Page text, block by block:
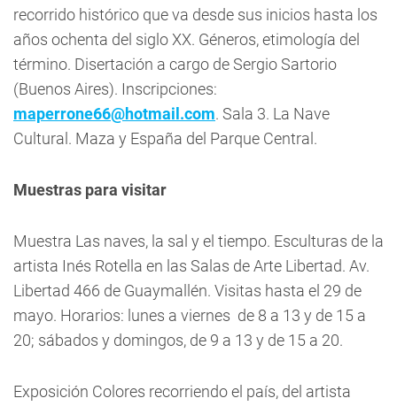
recorrido histórico que va desde sus inicios hasta los
años ochenta del siglo XX. Géneros, etimología del
término. Disertación a cargo de Sergio Sartorio
(Buenos Aires). Inscripciones:
maperrone66@hotmail.com. Sala 3. La Nave
Cultural. Maza y España del Parque Central.
Muestras para visitar
Muestra Las naves, la sal y el tiempo. Esculturas de la
artista Inés Rotella en las Salas de Arte Libertad. Av.
Libertad 466 de Guaymallén. Visitas hasta el 29 de
mayo. Horarios: lunes a viernes de 8 a 13 y de 15 a
20; sábados y domingos, de 9 a 13 y de 15 a 20.
Exposición Colores recorriendo el país, del artista